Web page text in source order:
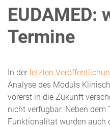
EUDAMED:
Termine
In der letzten
Analyse des Moduls
vorerst in die Zukunft
nicht verfügbar. Neben dem
Funktionalität wurden auch